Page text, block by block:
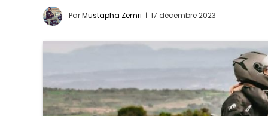
ParMustapha Zemri 17 décembre 2023